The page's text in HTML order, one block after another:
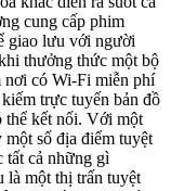
cung cấp phim
giao lưu với người
thưởng thức một bộ
có Wi-Fi miễn phí
trực tuyến bản đồ
thể kết nối. Với một
một số địa điểm tuyệt
tất cả những gì
một thị trấn tuyệt